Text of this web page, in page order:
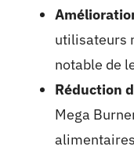
utilisateurs
notable de
Réduction
Mega